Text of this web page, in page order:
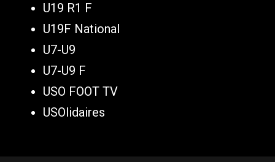
U19 R1 F
U19F National
U7-U9
U7-U9 F
USO FOOT TV
USOlidaires